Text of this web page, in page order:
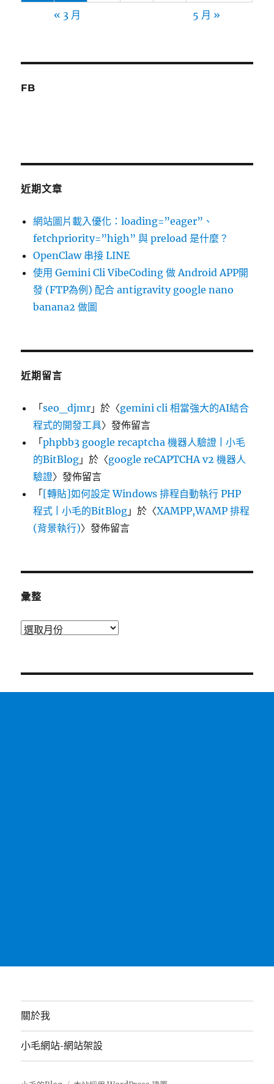
« 3 月 5 月 »
FB
近期文章
網站圖片載入優化：loading=”eager”、
fetchpriority=”high” 與 preload 是什麼？
OpenClaw 串接 LINE
使用 Gemini Cli VibeCoding 做 Android APP開
發 (FTP為例) 配合 antigravity google nano
banana2 做圖
近期留言
「seo_djmr 」於〈gemini cli 相當強大的AI結合
程式的開發工具〉發佈留言
「phpbb3 google recaptcha 機器人驗證 | 小毛
的BitBlog 」於〈google reCAPTCHA v2 機器人
驗證〉發佈留言
「[轉貼]如何設定 Windows 排程自動執行 PHP
程式 | 小毛的BitBlog 」於〈XAMPP,WAMP 排程
(背景執行)〉發佈留言
彙整
彙
關於我
小毛網站-網站架設